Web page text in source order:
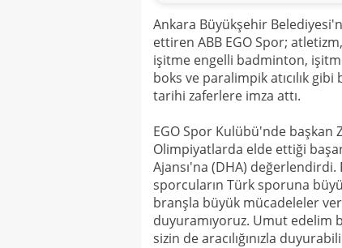
Ankara Büyükşehir
ettiren ABB EGO Spor;
işitme engelli badminton,
boks ve paralimpik atıcılık
tarihi zaferlere imza attı.
EGO Spor Kulübü'nde
Olimpiyatlarda elde ettiği
Ajansı'na (DHA)
sporcuların Türk sporuna
branşla büyük mücadeleler
duyuramıyoruz. Umut edelim
sizin de aracılığınızla